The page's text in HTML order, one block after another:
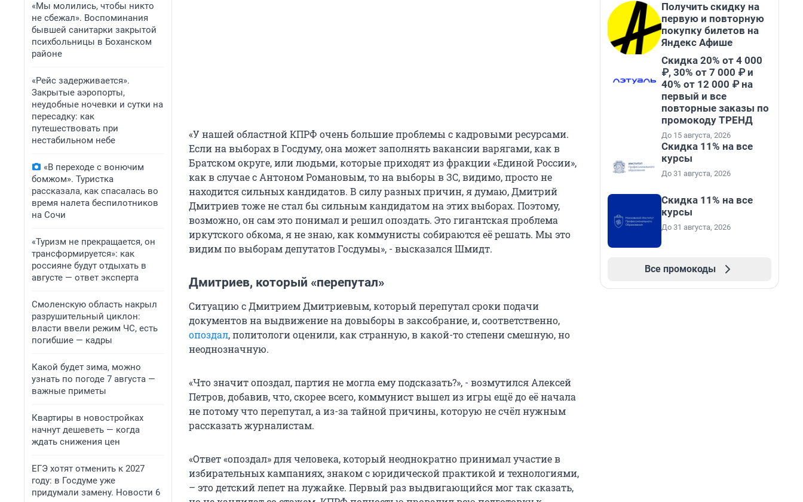
«Мы молились, чтобы никто
не сбежал». Воспоминания
бывшей санитарки закрытой
психбольницы в Боханском
районе
«Рейс задерживается».
Закрытые аэропорты,
неудобные ночевки и сутки на
пересадку: как
путешествовать при
нестабильном небе
«В переходе с вонючим
бомжом». Туристка
рассказала, как спасалась во
время налета беспилотников
на Сочи
«Туризм не прекращается, он
трансформируется»: как
россияне будут отдыхать в
августе — ответ эксперта
Смоленскую область накрыл
разрушительный циклон:
власти ввели режим ЧС, есть
погибшие — кадры
Какой будет зима, можно
узнать по погоде 7 августа —
важные приметы
Квартиры в новостройках
начнут дешеветь — когда
ждать снижения цен
ЕГЭ хотят отменить к 2027
году: в Госдуме уже
придумали замену. Новости 6
«У нашей областной КПРФ очень большие проблемы с кадровыми ресурсами.
Если на выборах в Госдуму, она может заполнять вакансии варягами, как в
Братском округе, или людьми, которые приходят из фракции «Единой России»,
как в случае с Антоном Романовым, то на выборы в ЗС, видимо, просто не
находится сильных кандидатов. В силу разных причин, я думаю, Дмитрий
Дмитриев тоже не стал бы сильным кандидатом на этих выборах. Поэтому,
возможно, он сам это понимал и решил опоздать. Это гигантская проблема
иркутского обкома, я не знаю, как коммунисты собираются её решать. Мы это
видим по выборам депутатов Госдумы», - высказался Шмидт.
Дмитриев, который «перепутал»
Ситуацию с Дмитрием Дмитриевым, который перепутал сроки подачи
документов на выдвижение на довыборы в заксобрание, и, соответственно,
опоздал, политологи оценили, как странную, в какой-то степени смешную, но
неоднозначную.
«Что значит опоздал, партия не могла ему подсказать?», - возмутился Алексей
Петров, добавив, что, скорее всего, коммунист вышел из игры ещё до её начала
не потому что перепутал, а из-за тайной причины, которую не счёл нужным
рассказать журналистам.
«Ответ «опоздал» для человека, который неоднократно принимал участие в
избирательных кампаниях, знаком с юридической практикой и технологиями,
– это детский лепет на лужайке. Первый раз выдвигающийся мог так сказать,
Получить скидку на
первую и повторную
покупку билетов на
Яндекс Афише
Скидка 20% от 4 000
₽, 30% от 7 000 ₽ и
40% от 12 000 ₽ на
первый и все
повторные заказы по
промокоду ТРЕНД
До 15 августа, 2026
Скидка 11% на все
курсы
До 31 августа, 2026
Скидка 11% на все
курсы
До 31 августа, 2026
Все промокоды